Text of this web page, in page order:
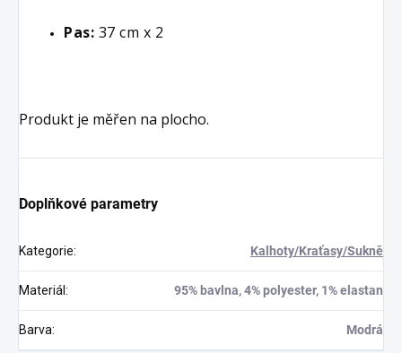
Pas: 37 cm x 2
Produkt je měřen na plocho.
Doplňkové parametry
Kategorie: Kalhoty/Kraťasy/Sukně
Materiál : 95% bavlna, 4% polyester, 1% elastan
Barva: Modrá